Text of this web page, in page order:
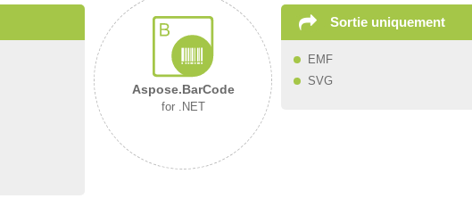
Sortie uniquement
EMF
SVG
Aspose.BarCode
for .NET